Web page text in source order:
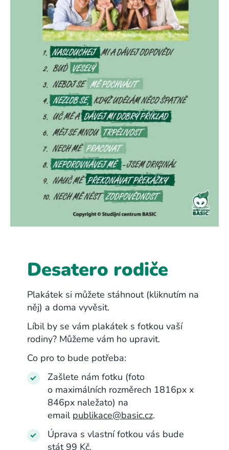
Desatero rodiče
Plakátek si můžete stáhnout (kliknutím na
něj) a doma vyvěsit.
Líbil by se vám plakátek s fotkou vaší
rodiny? Můžeme vám ho upravit.
Co pro to bude potřeba:
Zašlete nám fotku (foto
o maximálních rozměrech 1816px x
846px naležato) na
email publikace@basic.cz.
Úprava s vlastní fotkou vás bude
stát 99 Kč.